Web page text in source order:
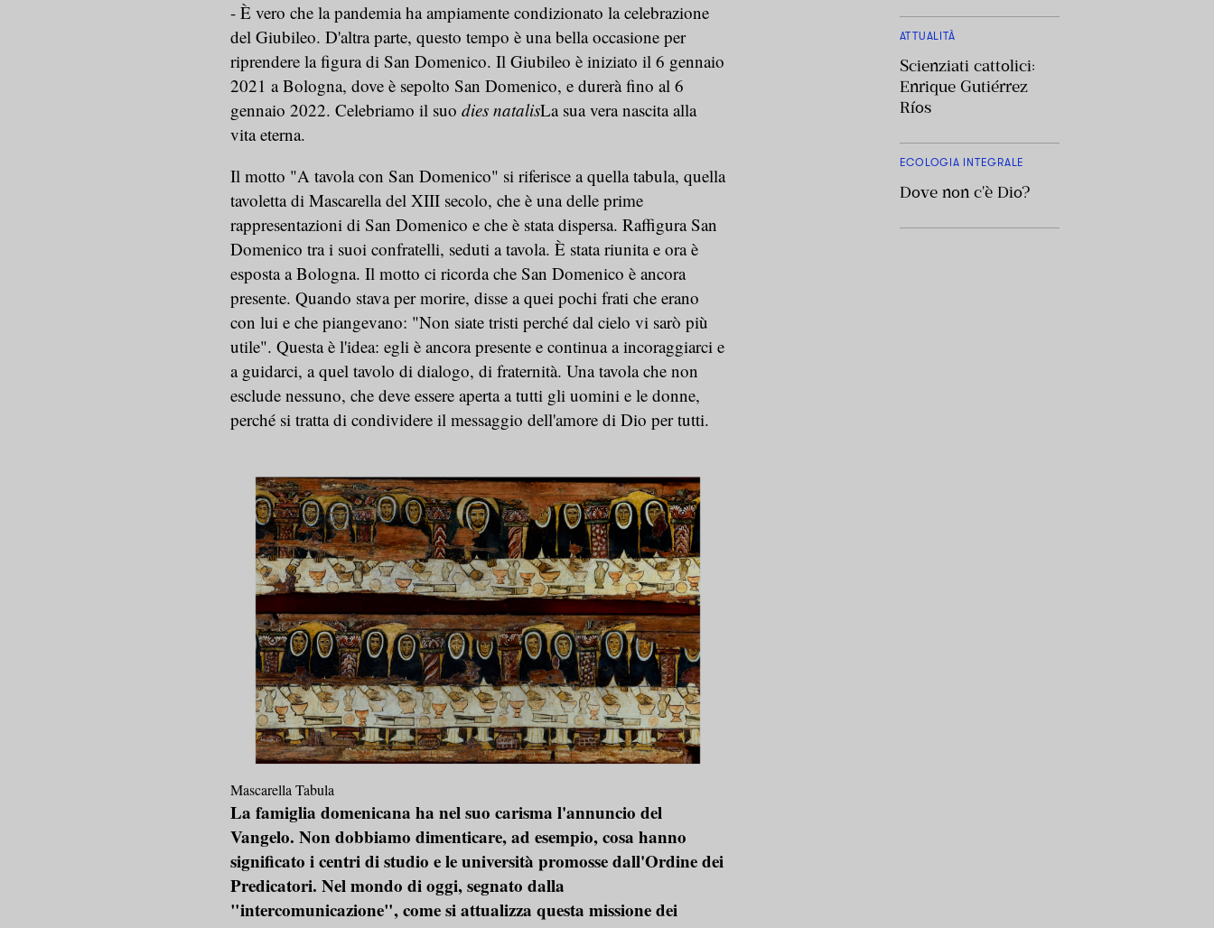
- È vero che la pandemia ha ampiamente condizionato la celebrazione
del Giubileo. D'altra parte, questo tempo è una bella occasione per
riprendere la figura di San Domenico. Il Giubileo è iniziato il 6 gennaio
2021 a Bologna, dove è sepolto San Domenico, e durerà fino al 6
gennaio 2022. Celebriamo il suo dies natalisLa sua vera nascita alla
vita eterna.
Il motto "A tavola con San Domenico" si riferisce a quella tabula, quella
tavoletta di Mascarella del XIII secolo, che è una delle prime
rappresentazioni di San Domenico e che è stata dispersa. Raffigura San
Domenico tra i suoi confratelli, seduti a tavola. È stata riunita e ora è
esposta a Bologna. Il motto ci ricorda che San Domenico è ancora
presente. Quando stava per morire, disse a quei pochi frati che erano
con lui e che piangevano: "Non siate tristi perché dal cielo vi sarò più
utile". Questa è l'idea: egli è ancora presente e continua a incoraggiarci e
a guidarci, a quel tavolo di dialogo, di fraternità. Una tavola che non
esclude nessuno, che deve essere aperta a tutti gli uomini e le donne,
perché si tratta di condividere il messaggio dell'amore di Dio per tutti.
Mascarella Tabula
La famiglia domenicana ha nel suo carisma l'annuncio del
Vangelo. Non dobbiamo dimenticare, ad esempio, cosa hanno
significato i centri di studio e le università promosse dall'Ordine dei
Predicatori. Nel mondo di oggi, segnato dalla
"intercomunicazione", come si attualizza questa missione dei
ATTUALITÀ
Scienziati cattolici:
Enrique Gutiérrez
Ríos
ECOLOGIA INTEGRALE
Dove non c'è Dio?